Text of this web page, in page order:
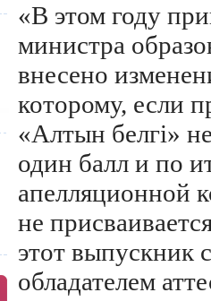
«В этом году
министра
внесено
которому, если
«Алтын белгi»
один балл и по
апелляционной
не
этот выпускник
обладателем